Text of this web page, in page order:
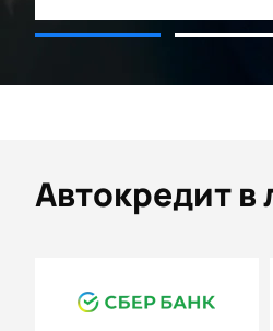
Автокредит